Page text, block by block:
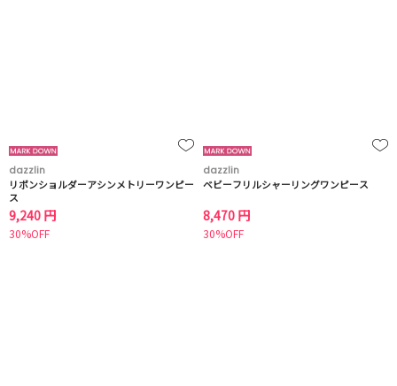
dazzlin
リボンショルダーアシンメトリーワンピー
ス
9,240 円
30%OFF
dazzlin
ベビーフリルシャーリングワンピース
8,470 円
30%OFF